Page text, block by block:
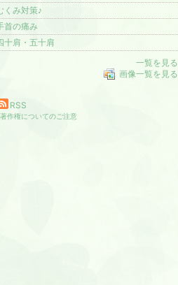
くみ対策♪
首の痛み
十肩・五十肩
一覧を見る
画像一覧を見る
RSS
作権についてのご注意